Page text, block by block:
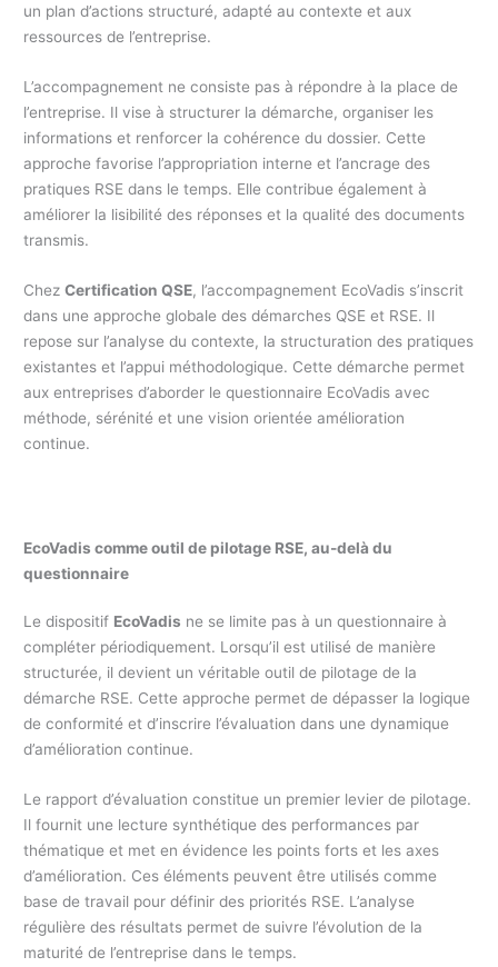
un plan d’actions structuré, adapté au contexte et aux
ressources de l’entreprise.
L’accompagnement ne consiste pas à répondre à la place de
l’entreprise. Il vise à structurer la démarche, organiser les
informations et renforcer la cohérence du dossier. Cette
approche favorise l’appropriation interne et l’ancrage des
pratiques RSE dans le temps. Elle contribue également à
améliorer la lisibilité des réponses et la qualité des documents
transmis.
ChezCertification QSE, l’accompagnement EcoVadis s’inscrit
dans une approche globale des démarches QSE et RSE. Il
repose sur l’analyse du contexte, la structuration des pratiques
existantes et l’appui méthodologique. Cette démarche permet
aux entreprises d’aborder le questionnaire EcoVadis avec
méthode, sérénité et une vision orientée amélioration
continue.
EcoVadis comme outil de pilotage RSE, au-delà du
questionnaire
Le dispositif EcoVadis ne se limite pas à un questionnaire à
compléter périodiquement. Lorsqu’il est utilisé de manière
structurée, il devient un véritable outil de pilotage de la
démarche RSE. Cette approche permet de dépasser la logique
de conformité et d’inscrire l’évaluation dans une dynamique
d’amélioration continue.
Le rapport d’évaluation constitue un premier levier de pilotage.
Il fournit une lecture synthétique des performances par
thématique et met en évidence les points forts et les axes
d’amélioration. Ces éléments peuvent être utilisés comme
base de travail pour définir des priorités RSE. L’analyse
régulière des résultats permet de suivre l’évolution de la
maturité de l’entreprise dans le temps.